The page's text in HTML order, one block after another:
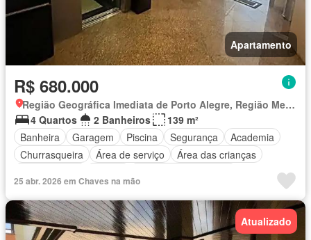
Apartamento
R$ 680.000
Região Geográfica Imediata de Porto Alegre, Região Metropolitana de Porto Alegre
4 Quartos
2 Banheiros
139 m²
Banheira
Garagem Piscina Segurança
Academia
Churrasqueira
Área de serviço
Área das crianças
25 abr. 2026 em Chaves na mão
Atualizado